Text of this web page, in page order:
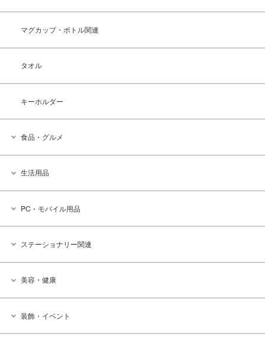
マグカップ・ボトル関連
タオル
キーホルダー
食品・グルメ
生活用品
PC・モバイル用品
ステーショナリー関連
美容・健康
装飾・イベント